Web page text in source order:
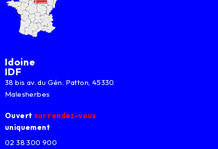
Idoine
IDF
38 bis av. du Gén. Patton, 45330
Malesherbes
Ouvert sur rendez-vous
uniquement
02 38 300 900